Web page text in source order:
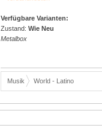
Verfügbare Varianten:
Zustand: Wie Neu
Metalbox
Musik World - Latino